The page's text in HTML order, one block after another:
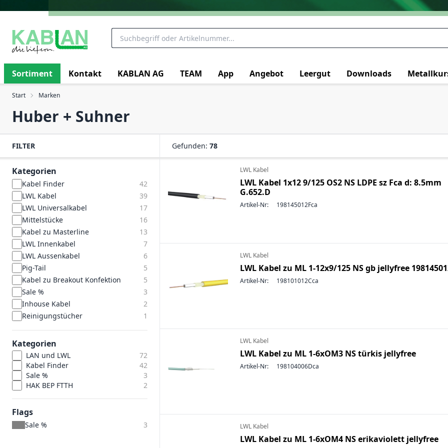
Sortiment Kontakt KABLAN AG TEAM App Angebot Leergut Downloads
Start Marken
Huber + Suhner
FILTER
Kategorien
Kabel Finder
42
LWL Kabel
39
LWL Universalkabel
17
Mittelstücke
16
Kabel zu Masterline
13
LWL Innenkabel
7
LWL Aussenkabel
6
Pig-Tail
5
Kabel zu Breakout Konfektion
5
Sale %
3
Inhouse Kabel
2
Reinigungstücher
1
Kategorien
LAN und LWL
72
Kabel Finder
42
Sale %
3
HAK BEP FTTH
2
Flags
Sale % 3
Gefunden: 78
LWL Kabel
LWL Kabel 1x12 9/125 OS2 NS LDPE sz Fca d: 8.5mm
G.652.D
Artikel-Nr: 198145012Fca
LWL Kabel
LWL Kabel zu ML 1-12x9/125 NS gb jellyfree
Artikel-Nr: 198101012Cca
LWL Kabel
LWL Kabel zu ML 1-6xOM3 NS türkis jellyfree
Artikel-Nr: 198104006Dca
LWL Kabel
LWL Kabel zu ML 1-6xOM4 NS erikaviolett jellyfree